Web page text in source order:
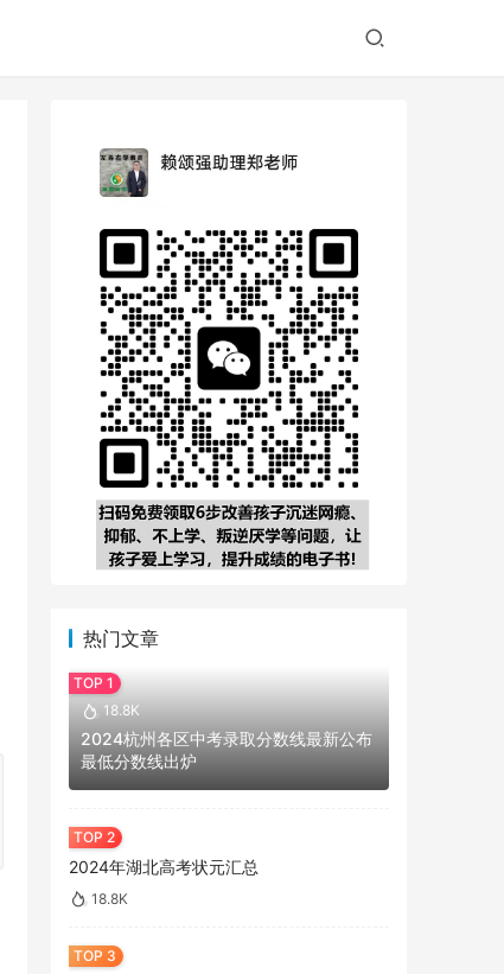
热门文章
18.8K
2024杭州各区中考录取分数线最新公布
最低分数线出炉
2024年湖北高考状元汇总
18.8K